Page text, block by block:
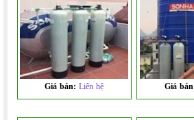
Giá bán:Liên hệ Giá